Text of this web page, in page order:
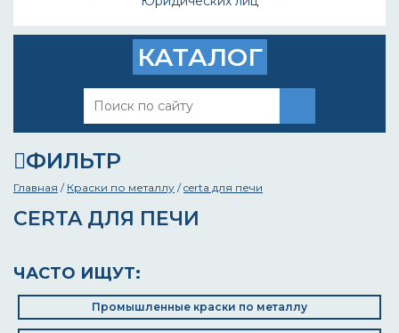
КАТАЛОГ
ФИЛЬТР
Главная / Краски по металлу /certa для печи
CERTA ДЛЯ ПЕЧИ
ЧАСТО ИЩУТ:
Промышленные краски по металлу